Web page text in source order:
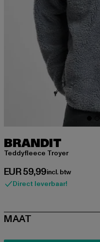
BRANDIT
Teddyfleece Troyer
EUR 59,99
Huidige prijs: EUR 59,99
incl. btw
Direct leverbaar!
SIZE
MAAT